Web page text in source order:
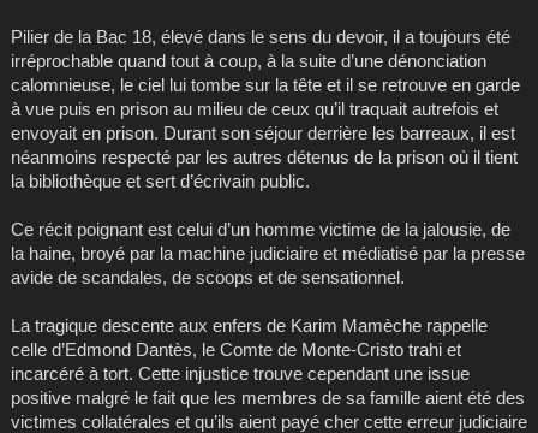
Pilier de la Bac 18, élevé dans le sens du devoir, il a toujours été
irréprochable quand tout à coup, à la suite d’une dénonciation
calomnieuse, le ciel lui tombe sur la tête et il se retrouve en garde
à vue puis en prison au milieu de ceux qu’il traquait autrefois et
envoyait en prison. Durant son séjour derrière les barreaux, il est
néanmoins respecté par les autres détenus de la prison où il tient
la bibliothèque et sert d’écrivain public.
Ce récit poignant est celui d’un homme victime de la jalousie, de
la haine, broyé par la machine judiciaire et médiatisé par la presse
avide de scandales, de scoops et de sensationnel.
La tragique descente aux enfers de Karim Mamèche rappelle
celle d’Edmond Dantès, le Comte de Monte-Cristo trahi et
incarcéré à tort. Cette injustice trouve cependant une issue
positive malgré le fait que les membres de sa famille aient été des
victimes collatérales et qu’ils aient payé cher cette erreur judiciaire